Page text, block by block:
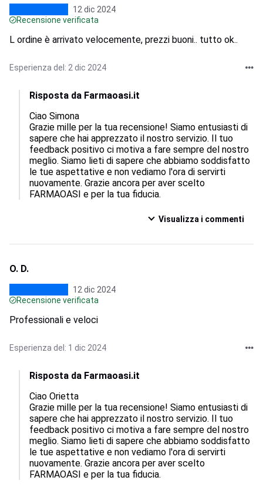
12 dic 2024
Recensione verificata
L ordine è arrivato velocemente, prezzi buoni.. tutto ok..
Esperienza del: 2 dic 2024
Risposta da Farmaoasi.it
Ciao Simona
Grazie mille per la tua recensione! Siamo entusiasti di
sapere che hai apprezzato il nostro servizio. Il tuo
feedback positivo ci motiva a fare sempre del nostro
meglio. Siamo lieti di sapere che abbiamo soddisfatto
le tue aspettative e non vediamo l'ora di servirti
nuovamente. Grazie ancora per aver scelto
FARMAOASI e per la tua fiducia.
Visualizza i commenti
O. D.
12 dic 2024
Recensione verificata
Professionali e veloci
Esperienza del: 1 dic 2024
Risposta da Farmaoasi.it
Ciao Orietta
Grazie mille per la tua recensione! Siamo entusiasti di
sapere che hai apprezzato il nostro servizio. Il tuo
feedback positivo ci motiva a fare sempre del nostro
meglio. Siamo lieti di sapere che abbiamo soddisfatto
le tue aspettative e non vediamo l'ora di servirti
nuovamente. Grazie ancora per aver scelto
FARMAOASI e per la tua fiducia.